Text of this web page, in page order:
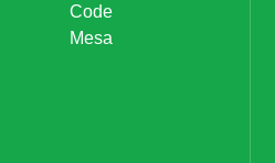
Code
Mesa